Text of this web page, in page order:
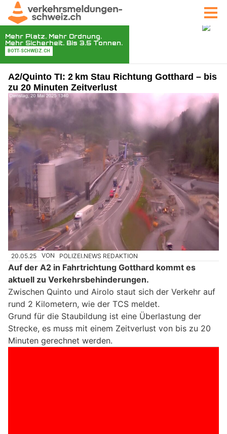
A2/Quinto TI: 2 km Stau Richtung Gotthard – bis
zu 20 Minuten Zeitverlust
20.05.25 VON POLIZEI.NEWS REDAKTION
Auf der A2 in Fahrtrichtung Gotthard kommt es
aktuell zu Verkehrsbehinderungen.
Zwischen Quinto und Airolo staut sich der Verkehr auf
rund 2 Kilometern, wie der TCS meldet.
Grund für die Staubildung ist eine Überlastung der
Strecke, es muss mit einem Zeitverlust von bis zu 20
Minuten gerechnet werden.